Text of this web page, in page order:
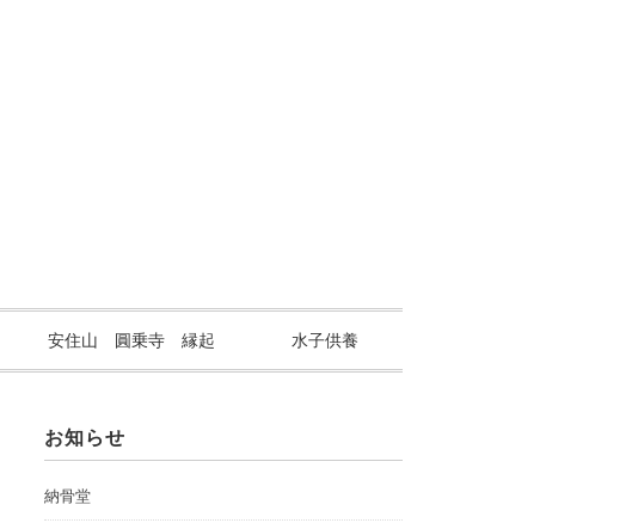
安住山 圓乗寺 縁起 水子供養
お知らせ
納骨堂